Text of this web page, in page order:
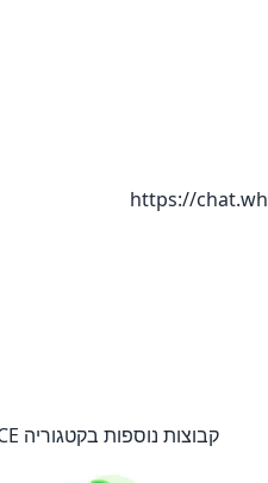
https://
קבוצות נוספות בקטגוריה ECOMMERCE